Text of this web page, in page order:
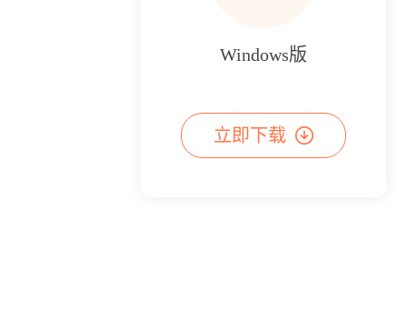
Windows版
立即下载